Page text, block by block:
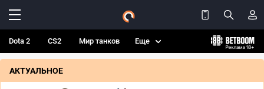
Dota 2 CS2 Мир танков Еще
АКТУАЛЬНОЕ